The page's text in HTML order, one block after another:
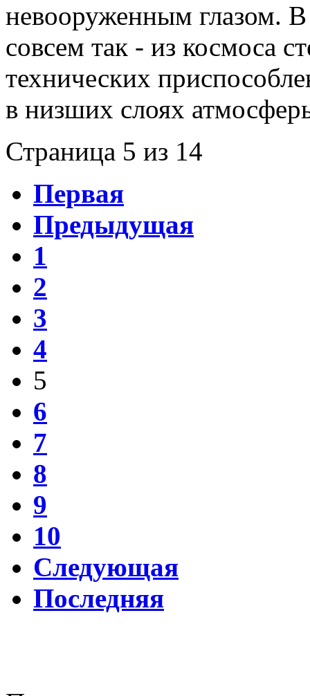
невооруженным глазом. В
совсем так - из космоса
технических
в низших слоях
Страница 5 из 14
Первая
Предыдущая
1
2
3
4
5
6
7
8
9
10
Следующая
Последняя